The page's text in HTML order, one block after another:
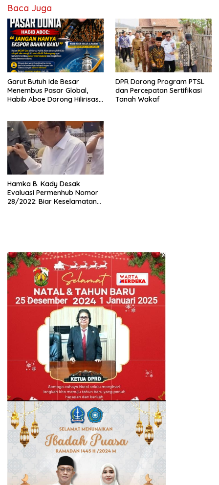
Baca Juga
Garut Butuh Ide Besar
Menembus Pasar Global,
Habib Aboe Dorong Hilirisasi
DPR Dorong Program PTSL
dan Percepatan Sertifikasi
Tanah Wakaf
Hamka B. Kady Desak
Evaluasi Permenhub Nomor
28/2022: Biar Keselamatan